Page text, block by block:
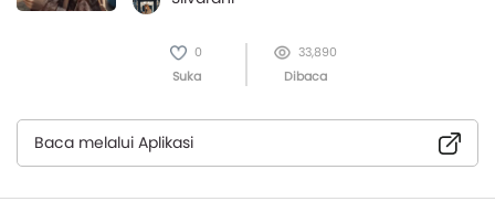
0
Suka
33,890
Dibaca
Baca melalui Aplikasi